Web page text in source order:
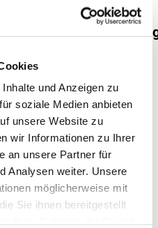
und Anzeigen zu
soziale Medien anbieten
unsere Website zu
wir Informationen zu Ihrer
an unsere Partner für
Analysen weiter. Unsere
möglicherweise mit
Sie ihnen bereitgestellt
gedruckten
und Etiketten
18. Mai 2026